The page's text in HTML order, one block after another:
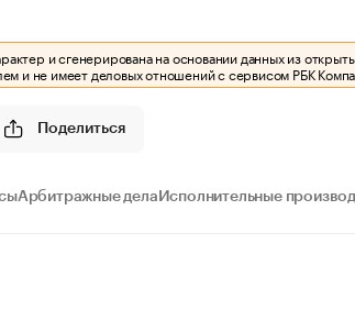
и сгенерирована на основании данных из
и не имеет деловых отношений с сервисом РБК
Поделиться
Арбитражные дела Исполнительные